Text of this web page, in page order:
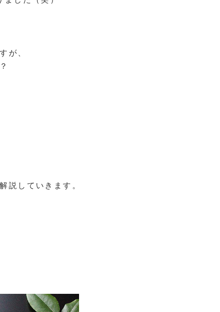
が、
説していきます。